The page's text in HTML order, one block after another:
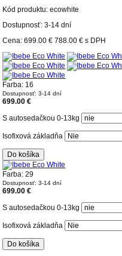
Kód produktu:ecowhite
Dostupnosť: 3-14 dní
Cena:699.00 € 788.00 € s DPH
Farba: 16
Dostupnosť: 3-14 dní
699.00 €
S autosedačkou 0-13kg
Isofixová základňa
Do košíka
Farba: 29
Dostupnosť: 3-14 dní
699.00 €
S autosedačkou 0-13kg
Isofixová základňa
Do košíka